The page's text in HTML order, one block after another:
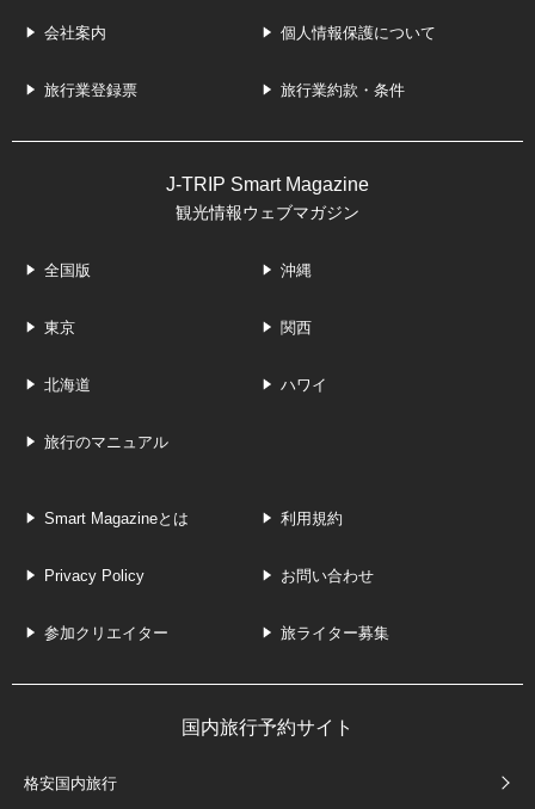
会社案内 個人情報保護について
旅行業登録票 旅行業約款・条件
J-TRIP Smart Magazine
観光情報ウェブマガジン
全国版 沖縄
東京 関西
北海道 ハワイ
旅行のマニュアル
Smart Magazineとは 利用規約
Privacy Policy お問い合わせ
参加クリエイター 旅ライター募集
国内旅行予約サイト
格安国内旅行